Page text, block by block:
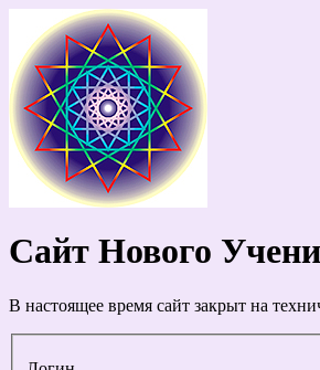
Сайт Нового
В настоящее время сайт закрыт на